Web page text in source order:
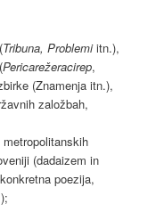
Tribuna, Problemiitn.),
Pericarežeracirep,
(Znamenja itn.),
založbah,
(dadaizem in
poezija,